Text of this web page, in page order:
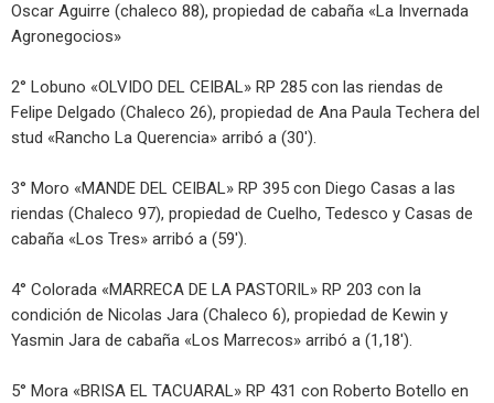
Oscar Aguirre (chaleco 88), propiedad de cabaña «La Invernada
Agronegocios»
2° Lobuno «OLVIDO DEL CEIBAL» RP 285 con las riendas de
Felipe Delgado (Chaleco 26), propiedad de Ana Paula Techera del
stud «Rancho La Querencia» arribó a (30′).
3° Moro «MANDE DEL CEIBAL» RP 395 con Diego Casas a las
riendas (Chaleco 97), propiedad de Cuelho, Tedesco y Casas de
cabaña «Los Tres» arribó a (59′).
4° Colorada «MARRECA DE LA PASTORIL» RP 203 con la
condición de Nicolas Jara (Chaleco 6), propiedad de Kewin y
Yasmin Jara de cabaña «Los Marrecos» arribó a (1,18′).
5° Mora «BRISA EL TACUARAL» RP 431 con Roberto Botello en